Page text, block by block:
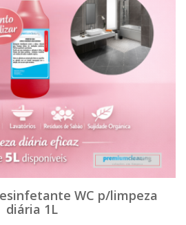
WC p/limpeza
diária 1L